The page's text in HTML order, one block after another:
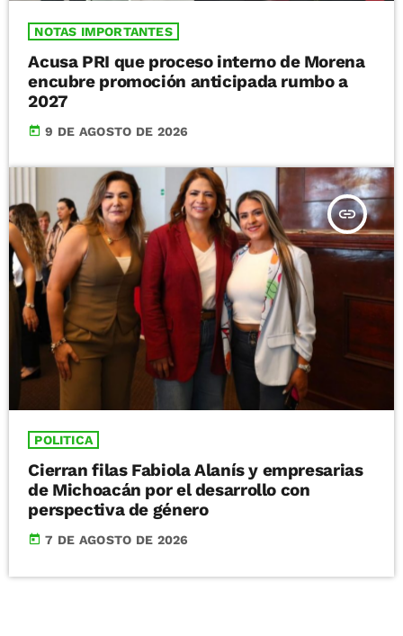
NOTAS IMPORTANTES
Acusa PRI que proceso interno de Morena
encubre promoción anticipada rumbo a
2027
today 9 DE AGOSTO DE 2026
insert_link
POLITICA
Cierran filas Fabiola Alanís y empresarias
de Michoacán por el desarrollo con
perspectiva de género
today 7 DE AGOSTO DE 2026